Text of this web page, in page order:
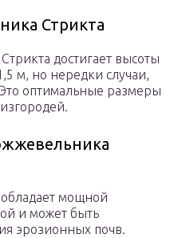
Стрикта
достигает высоты
м, но нередки случаи,
оптимальные размеры
мощной
и может быть
эрозионных почв.